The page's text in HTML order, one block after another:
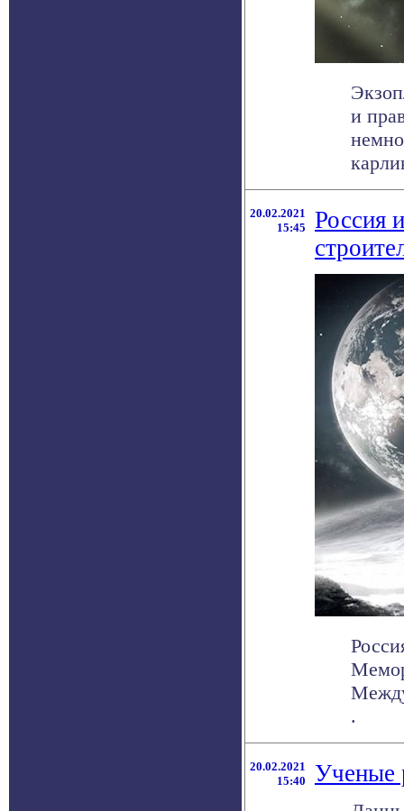
и
20.02.2021
15:45
Россия
.
20.02.2021
15:40
Ученые